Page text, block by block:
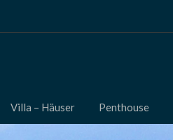
Villa – Häuser Penthouse